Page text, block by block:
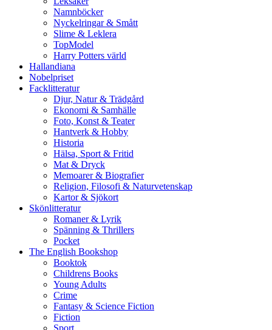
Namnböcker
Nyckelringar & Smått
Slime & Leklera
TopModel
Harry Potters värld
Hallandiana
Nobelpriset
Facklitteratur
Djur, Natur & Trädgård
Ekonomi & Samhälle
Foto, Konst & Teater
Hantverk & Hobby
Historia
Hälsa, Sport & Fritid
Mat & Dryck
Memoarer & Biografier
Religion, Filosofi & Naturvetenskap
Kartor & Sjökort
Skönlitteratur
Romaner & Lyrik
Spänning & Thrillers
Pocket
The English Bookshop
Booktok
Childrens Books
Young Adults
Crime
Fantasy & Science Fiction
Fiction
Sport